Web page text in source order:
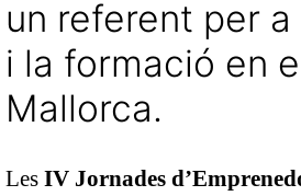
un referent per a
i la formació en
Mallorca.
LesIV Jornades